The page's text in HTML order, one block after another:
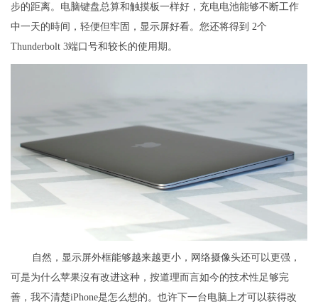
步的距离。电脑键盘总算和触摸板一样好，充电电池能够不断工作
中一天的時间，轻便但牢固，显示屏好看。您还将得到 2个
Thunderbolt 3端口号和较长的使用期。
自然，显示屏外框能够越来越更小，网络摄像头还可以更强，
可是为什么苹果沒有改进这种，按道理而言如今的技术性足够完
善，我不清楚iPhone是怎么想的。也许下一台电脑上才可以获得改